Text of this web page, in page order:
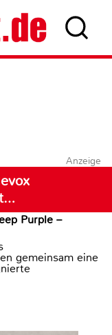
Anzeige
Purple –
gemeinsam eine